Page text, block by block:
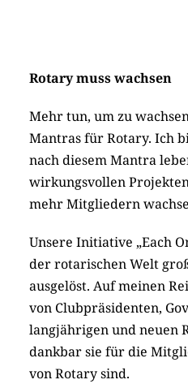
Rotary muss wachsen
Mehr tun, um zu
Mantras für Rotary. Ich
nach diesem Mantra
wirkungsvollen
mehr Mitgliedern
Unsere Initiative „Each
der rotarischen Welt
ausgelöst. Auf meinen
von Clubpräsidenten,
langjährigen und neuen
dankbar sie für die
von Rotary sind.